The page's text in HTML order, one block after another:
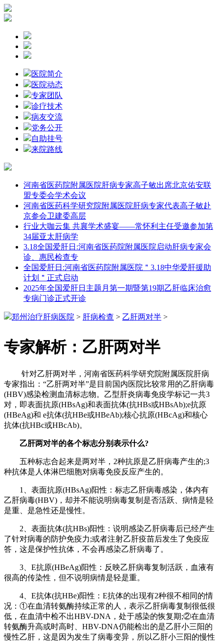
医院简介
医院动态
专家团队
诊疗技术
病友交流
党务公开
自助挂号
来院路线
河南省医药院附属医院肝病专家高子敏出席北京佑安联
盟专委会学术会议
河南省医药科学研究院附属医院肝病专家代表高子敏赴
京参会卫建委高层
行业大咖云集 共襄学术盛宴——常怀利主任受邀参加第
34届亚太肝病学
3.18全国爱肝日:河南省医药院附属医院启动肝病专家会
诊、惠民检查专
全国爱肝日:河南省医药院附属医院＂3.18中华爱肝援助
计划＂正式启动
2025年全国爱肝日主题月第一期暨第19期乙肝临床治愈
专病门诊正式开诊
郑州治疗肝病医院 > 肝病检查 > 乙肝两对半 >
专家解析：乙肝两对半
针对乙肝两对半，河南省医药科学研究院附属医院肝病
专家指出：“乙肝两对半”是目前国内医院比较常用的乙肝病毒
(HBV)感染检测血清标志物。乙型肝炎病毒免疫学标记一共3
对，即表面抗原(HBsAg)和表面抗体(抗HBs或HBsAb);e抗原
(HBeAg)和 e抗体(抗HBe或HBeAb);核心抗原(HBcAg)和核心
抗体(抗HBc或HBcAb)。
乙肝两对半的各个标志分别表示什么?
五种标志合起来是两对半，2种抗原是乙肝病毒产生的;3
种抗体是人体淋巴细胞对病毒免疫反应产生的。
1、表面抗原(HBsAg)阳性：标志乙肝病毒感染，体内有
乙肝病毒(HBV)，却并不能说明病毒复制是否活跃、病情是轻
是重、是急性还是慢性。
2、表面抗体(抗HBs)阳性：说明感染乙肝病毒后已经产生
了针对病毒的防护免疫力;或者注射乙肝疫苗后发生了免疫应
答，这是保护性抗体，不会再感染乙肝病毒了。
3、E抗原(HBeAg)阳性：反映乙肝病毒复制活跃，血液有
很高的传染性，但不说明病情是轻是重。
4、E抗体(抗HBe)阳性：E抗体的出现有2种很不相同的情
况：①在血清转氨酶持续正常的人，表示乙肝病毒复制很低很
低，在血清中检不出HBV-DNA，处于感染的恢复期;②在血清
转氨酶升高或时高时、HBV-DNA仍能检出的是乙肝小三阳的
慢性乙肝，这是因为发生了病毒变异，所以乙肝小三阳的慢性